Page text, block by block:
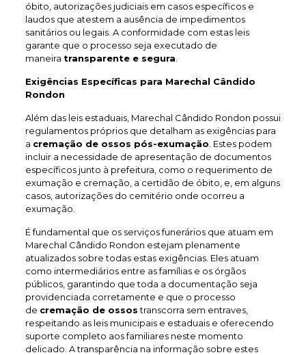
óbito, autorizações judiciais em casos específicos e
laudos que atestem a ausência de impedimentos
sanitários ou legais. A conformidade com estas leis
garante que o processo seja executado de
maneira transparente e segura
Exigências Específicas para Marechal Cândido
Rondon
Além das leis estaduais, Marechal Cândido Rondon possui
regulamentos próprios que detalham as exigências para
a cremação de ossos pós-exumação . Estes podem
incluir a necessidade de apresentação de documentos
específicos junto à prefeitura, como o requerimento de
exumação e cremação, a certidão de óbito, e, em alguns
casos, autorizações do cemitério onde ocorreu a
exumação.
É fundamental que os serviços funerários que atuam em
Marechal Cândido Rondon estejam plenamente
atualizados sobre todas estas exigências. Eles atuam
como intermediários entre as famílias e os órgãos
públicos, garantindo que toda a documentação seja
providenciada corretamente e que o processo
de cremação de ossostranscorra sem entraves,
respeitando as leis municipais e estaduais e oferecendo
suporte completo aos familiares neste momento
delicado. A transparência na informação sobre estes